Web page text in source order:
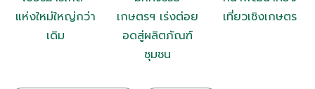
แห่งใหม่ใหญ่กว่า
เดิม
เกษตรฯ เร่งต่อย
อดสู่ผลิตภัณฑ์
ชุมชน
เที่ยวเชิงเกษตร